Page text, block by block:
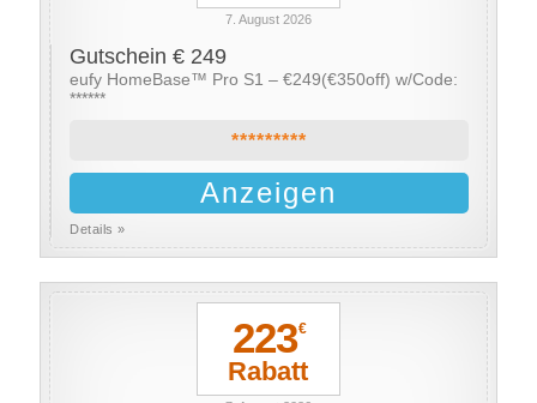
7. August 2026
Gutschein € 249
eufy HomeBase™ Pro S1 – €249(€350off) w/Code:
******
*********
Anzeigen
Details »
223€
Rabatt